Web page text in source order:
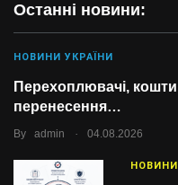
Останні новини:
НОВИНИ УКРАЇНИ
Перехоплювачі, кошти
перенесення…
By admin . 04.08.2026
НОВИНИ